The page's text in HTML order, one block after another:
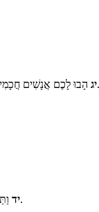
יגהָבוּ לָכֶם אֲנָשִׁים חֲכָמִים וּנְבֹנִים, וִידֻעִים--לְשִׁבְטֵיכֶם; וַאֲשִׂימֵם, בְּרָאשֵׁיכֶם.
ידוַתַּעֲנוּ, אֹתִי; וַתֹּאמְרוּ, טוֹב-הַדָּבָר אֲשֶׁר-דִּבַּרְתָּ לַעֲשׂוֹת.